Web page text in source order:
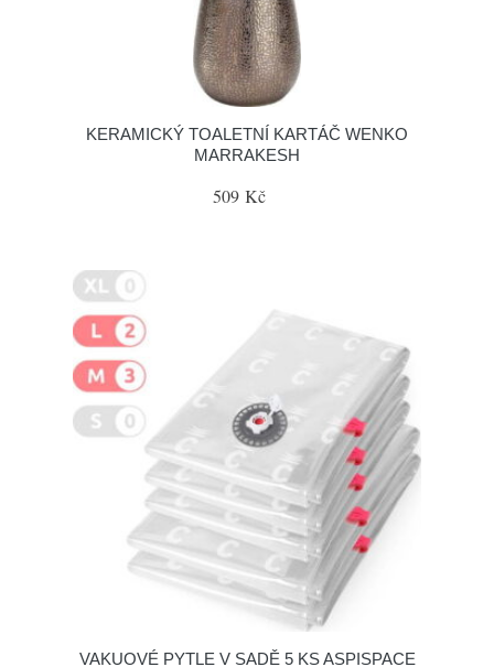
KERAMICKÝ TOALETNÍ KARTÁČ WENKO
MARRAKESH
509 Kč
VAKUOVÉ PYTLE V SADĚ 5 KS ASPISPACE